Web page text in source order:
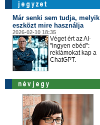
Már senki sem tudja, melyik
eszközt mire használja
2026-02-10 18:35
Véget ért az AI-
"ingyen ebéd":
reklámokat kap a
ChatGPT.